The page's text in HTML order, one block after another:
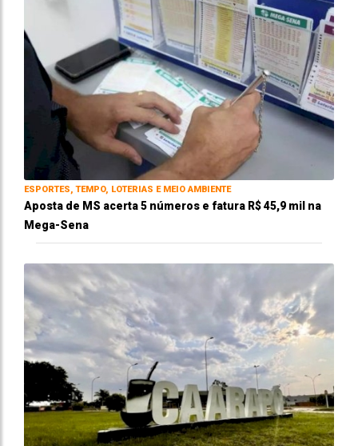
ESPORTES, TEMPO, LOTERIAS E MEIO AMBIENTE
Aposta de MS acerta 5 números e fatura R$ 45,9 mil na
Mega-Sena